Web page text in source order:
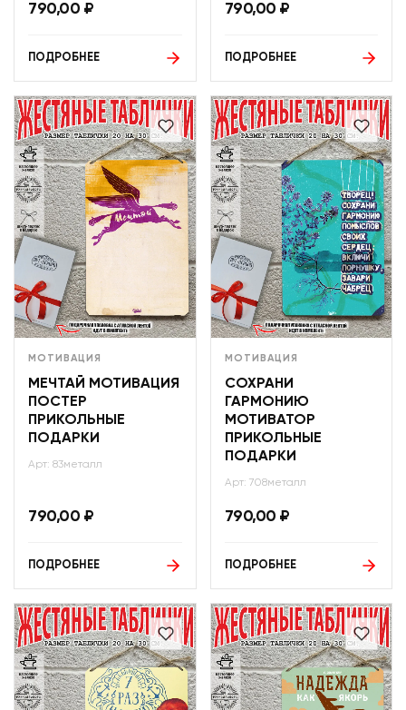
790,00 ₽
ПОДРОБНЕЕ
790,00 ₽
ПОДРОБНЕЕ
МОТИВАЦИЯ
МЕЧТАЙ МОТИВАЦИЯ
ПОСТЕР
ПРИКОЛЬНЫЕ
ПОДАРКИ
Арт: 83металл
790,00 ₽
ПОДРОБНЕЕ
МОТИВАЦИЯ
СОХРАНИ
ГАРМОНИЮ
МОТИВАТОР
ПРИКОЛЬНЫЕ
ПОДАРКИ
Арт: 708металл
790,00 ₽
ПОДРОБНЕЕ